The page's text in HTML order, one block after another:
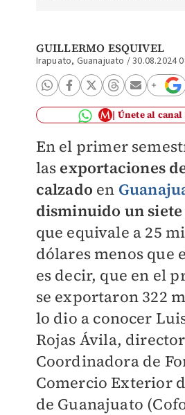
GUILLERMO ESQUIVEL
Irapuato, Guanajuato /30.08.2024
Únete al
En el primer
las exportaciones
calzado en
disminuido un
que equivale a 25
dólares menos que
es decir, que en el
se exportaron 322
lo dio a conocer
Rojas Ávila,
Coordinadora de
Comercio Exterior
de Guanajuato